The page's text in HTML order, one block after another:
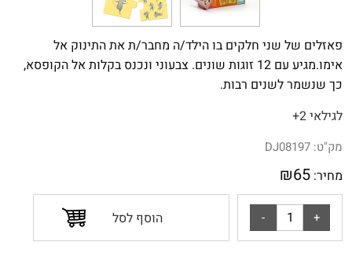
פאזלים של שני חלקים בו הילד/ה מחבר/ת את התינוק אל
אימו.מגיע עם 12 זוגות שונים. צבעוני ונכנס בקלות אל הקופסא,
כך שנשמר לשנים רבות.
לגילאי 2+
מק"ט: DJ08197
מחיר: ₪65
הוסף לסל